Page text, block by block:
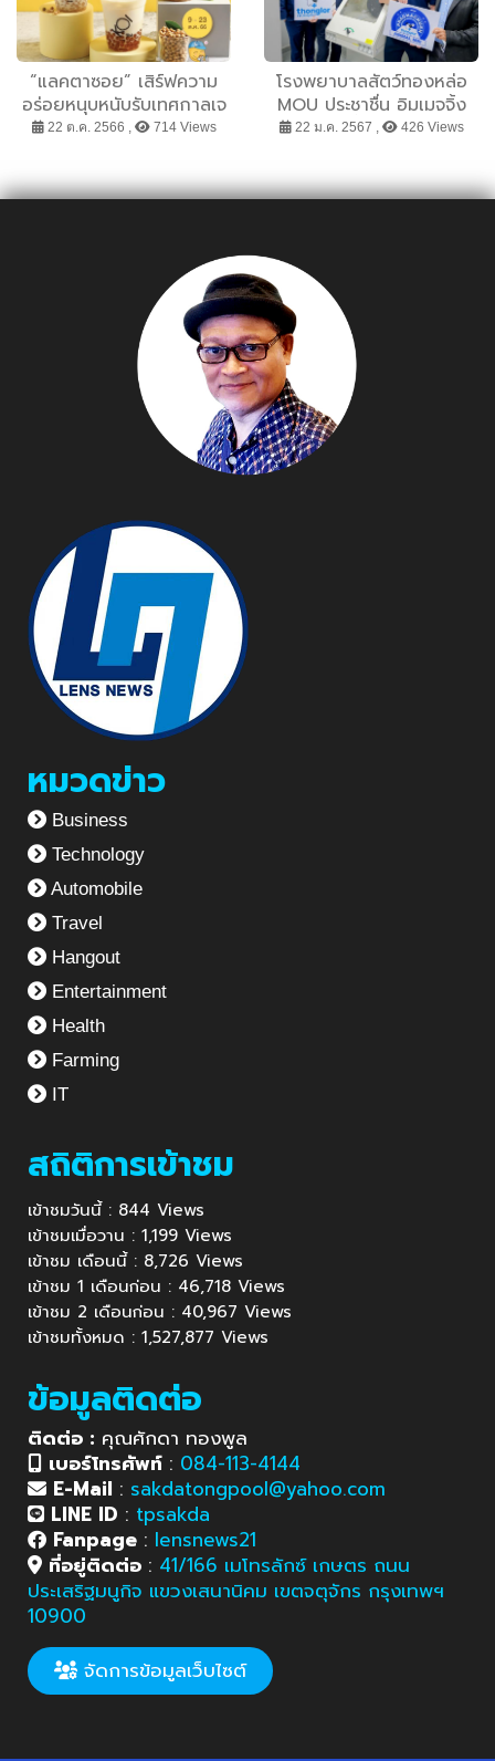
“แลคตาซอย” เสิร์ฟความ
อร่อยหนุบหนับรับเทศกาลเจ
กับเครื่องดื่ม KOI เข้มเต็ม
22 ต.ค. 2566 , 714 Views
โรงพยาบาลสัตว์ทองหล่อ
MOU ประชาชื่น อิมเมจจิ้ง
เซ็นเตอร์ ย้ำคุณภาพการ
22 ม.ค. 2567 , 426 Views
หมวดข่าว
Business
Technology
Automobile
Travel
Hangout
Entertainment
Health
Farming
IT
สถิติการเข้าชม
เข้าชมวันนี้ : 844 Views
เข้าชมเมื่อวาน : 1,199 Views
เข้าชม เดือนนี้ : 8,726 Views
เข้าชม 1 เดือนก่อน : 46,718 Views
เข้าชม 2 เดือนก่อน : 40,967 Views
เข้าชมทั้งหมด : 1,527,877 Views
ข้อมูลติดต่อ
ติดต่อ : คุณศักดา ทองพูล
เบอร์โทรศัพท์ : 084-113-4144
E-Mail : sakdatongpool@yahoo.com
LINE ID : tpsakda
Fanpage : lensnews21
ที่อยู่ติดต่อ : 41/166 เมโทรลักซ์ เกษตร ถนน
ประเสริฐมนูกิจ แขวงเสนานิคม เขตจตุจักร กรุงเทพฯ
10900
จัดการข้อมูลเว็บไซต์